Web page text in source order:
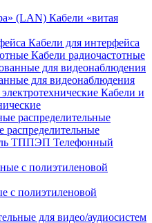
Кабели «витая
Кабели для интерфейса
Кабели радиочастотные
для видеонаблюдения
Кабели и
распределительные
Телефонный
с полиэтиленовой